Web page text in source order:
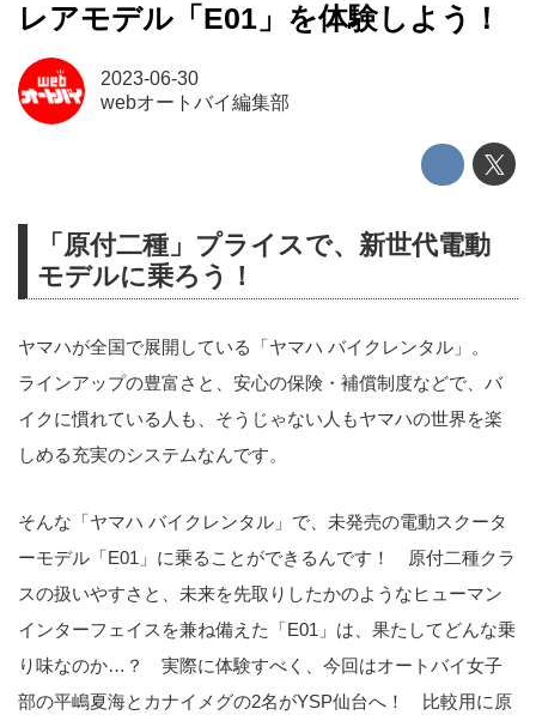
レアモデル「E01」を体験しよう！
2023-06-30
webオートバイ編集部
「原付二種」プライスで、新世代電動
モデルに乗ろう！
ヤマハが全国で展開している「ヤマハ バイクレンタル」。
ラインアップの豊富さと、安心の保険・補償制度などで、バ
イクに慣れている人も、そうじゃない人もヤマハの世界を楽
しめる充実のシステムなんです。
そんな「ヤマハ バイクレンタル」で、未発売の電動スクータ
ーモデル「E01」に乗ることができるんです！ 原付二種クラ
スの扱いやすさと、未来を先取りしたかのようなヒューマン
インターフェイスを兼ね備えた「E01」は、果たしてどんな乗
り味なのか…？ 実際に体験すべく、今回はオートバイ女子
部の平嶋夏海とカナイメグの2名がYSP仙台へ！ 比較用に原